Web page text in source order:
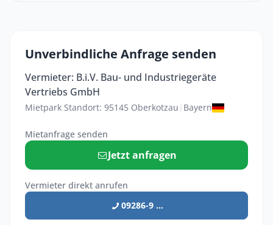
Unverbindliche Anfrage senden
Vermieter: B.i.V. Bau- und Industriegeräte
Vertriebs GmbH
Mietpark Standort: 95145 Oberkotzau | Bayern
Mietanfrage senden
Jetzt anfragen
Vermieter direkt anrufen
09286-9 ...